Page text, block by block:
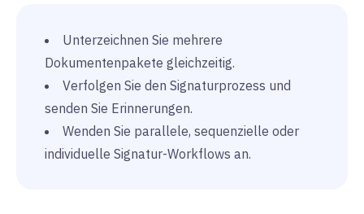
Unterzeichnen Sie mehrere
Dokumentenpakete gleichzeitig.
Verfolgen Sie den Signaturprozess und
senden Sie Erinnerungen.
Wenden Sie parallele, sequenzielle oder
individuelle Signatur-Workflows an.